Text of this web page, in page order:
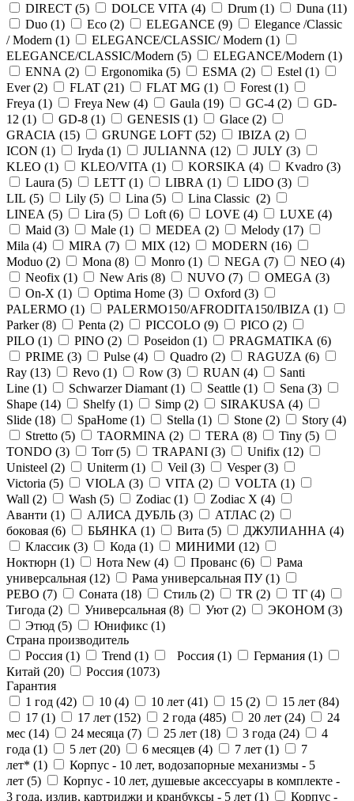
DIRECT (5) DOLCE VITA (4) Drum (1) Duna (11)
Duo (1) Eco (2) ELEGANCE (9)
Elegance /Classic
/ Modern (1) ELEGANCE/CLASSIC/ Modern (1)
ELEGANCE/CLASSIC/Modern (5) ELEGANCE/Modern (1)
ENNA (2) Ergonomika (5) ESMA (2) Estel (1)
Ever (2) FLAT (21) FLAT MG (1) Forest (1)
Freya (1) Freya New (4) Gaula (19) GC-4 (2)
GD-
12 (1) GD-8 (1) GENESIS (1) Glace (2)
GRACIA (15) GRUNGE LOFT (52) IBIZA (2)
ICON (1) Iryda (1) JULIANNA (12) JULY (3)
KLEO (1) KLEO/VITA (1) KORSIKA (4) Kvadro (3)
Laura (5) LETT (1) LIBRA (1) LIDO (3)
LIL (5) Lily (5) Lina (5) Lina Classic (2)
LINEA (5) Lira (5) Loft (6) LOVE (4) LUXE (4)
Maid (3) Male (1) MEDEA (2) Melody (17)
Mila (4) MIRA (7) MIX (12) MODERN (16)
Moduo (2) Mona (8) Monro (1) NEGA (7) NEO (4)
Neofix (1) New Aris (8) NUVO (7) OMEGA (3)
On-X (1) Optima Home (3) Oxford (3)
PALERMO (1) PALERMO150/AFRODITA150/IBIZA (1)
Parker (8) Penta (2) PICCOLO (9) PICO (2)
PILO (1) PINO (2) Poseidon (1) PRAGMATIKA (6)
PRIME (3) Pulse (4) Quadro (2) RAGUZA (6)
Ray (13) Revo (1) Row (3) RUAN (4)
Santi
Line (1) Schwarzer Diamant (1) Seattle (1) Sena (3)
Shape (14) Shelfy (1) Simp (2) SIRAKUSA (4)
Slide (18) SpaHome (1) Stella (1) Stone (2) Story (4)
Stretto (5) TAORMINA (2) TERA (8) Tiny (5)
TONDO (3) Torr (5) TRAPANI (3) Unifix (12)
Unisteel (2) Uniterm (1) Veil (3) Vesper (3)
Victoria (5) VIOLA (3) VITA (2) VOLTA (1)
Wall (2) Wash (5) Zodiac (1) Zodiac X (4)
Аванти (1) АЛИСА ДУБЛЬ (3) АТЛАС (2)
боковая (6) БЬЯНКА (1) Вита (5) ДЖУЛИАННА (4)
Классик (3) Кода (1) МИНИМИ (12)
Ноктюрн (1) Нота New (4) Прованс (6)
Рама
универсальная (12) Рама универсальная ПУ (1)
РЕВО (7) Соната (18) Стиль (2) ТR (2) ТГ (4)
Тигода (2) Универсальная (8) Уют (2) ЭКОНОМ (3)
Этюд (5) Юнификс (1)
Страна производитель
Россия (1) Trend (1) Россия (1) Германия (1)
Китай (20) Россия (1073)
Гарантия
1 год (42) 10 (4) 10 лет (41) 15 (2) 15 лет (84)
17 (1) 17 лет (152) 2 года (485) 20 лет (24)
24
мес (14) 24 месяца (7) 25 лет (18) 3 года (24)
4
года (1) 5 лет (20) 6 месяцев (4) 7 лет (1)
7
лет* (1)
Корпус - 10 лет, водозапорные механизмы - 5
лет (5)
Корпус - 10 лет, душевые аксессуары в комплекте -
3 года, излив, картриджи и кранбуксы - 5 лет (1) Корпус -